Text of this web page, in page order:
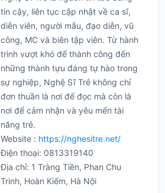
tin cậy, liên tục cập nhật về ca sĩ,
diễn viên, người mẫu, đạo diễn, vũ
công, MC và biên tập viên. Từ hành
trình vượt khó để thành công đến
những thành tựu đáng tự hào trong
sự nghiệp, Nghệ Sĩ Trẻ không chỉ
đơn thuần là nơi để đọc mà còn là
nơi để cảm nhận và yêu mến tài
năng trẻ.
Website : https://nghesitre.net/
Điện thoại: 0813319140
Địa chỉ: 1 Tràng Tiền, Phan Chu
Trinh, Hoàn Kiếm, Hà Nội